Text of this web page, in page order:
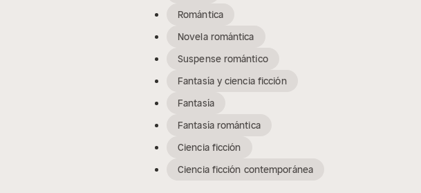
Romántica
Novela romántica
Suspense romántico
Fantasía y ciencia ficción
Fantasía
Fantasía romántica
Ciencia ficción
Ciencia ficción contemporánea